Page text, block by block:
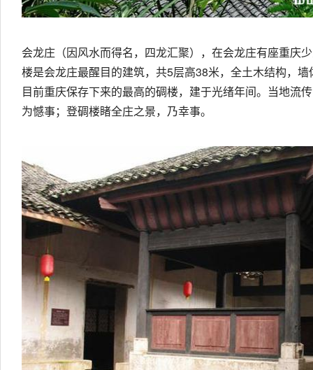
会龙庄（因风水而得名，四龙汇聚），在会龙庄有座重庆
楼是会龙庄最醒目的建筑，共5层高38米，全土木结构，
目前重庆保存下来的最高的碉楼，建于光绪年间。当地流
为憾事；登碉楼睹全庄之景，乃幸事。